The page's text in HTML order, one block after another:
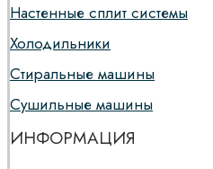
Настенные сплит системы
Холодильники
Стиральные машины
Сушильные машины
ИНФОРМАЦИЯ